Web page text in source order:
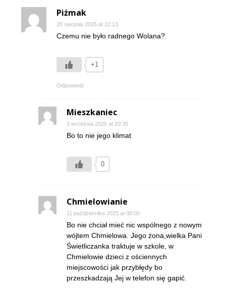
Piżmak
28 sierpnia 2025 at 22:13
Czemu nie było radnego Wolana?
+1
Odpowiedz
Mieszkaniec
3 września 2025 at 20:35
Bo to nie jego klimat
0
Chmielowianie
11 października 2025 at 08:00
Bo nie chciał mieć nic wspólnego z nowym
wójtem Chmielowa. Jego żona,wielka Pani
Świetliczanka traktuje w szkole, w
Chmielowie dzieci z ościennych
miejscowości jak przybłędy bo
przeszkadzają Jej w telefon się gapić.